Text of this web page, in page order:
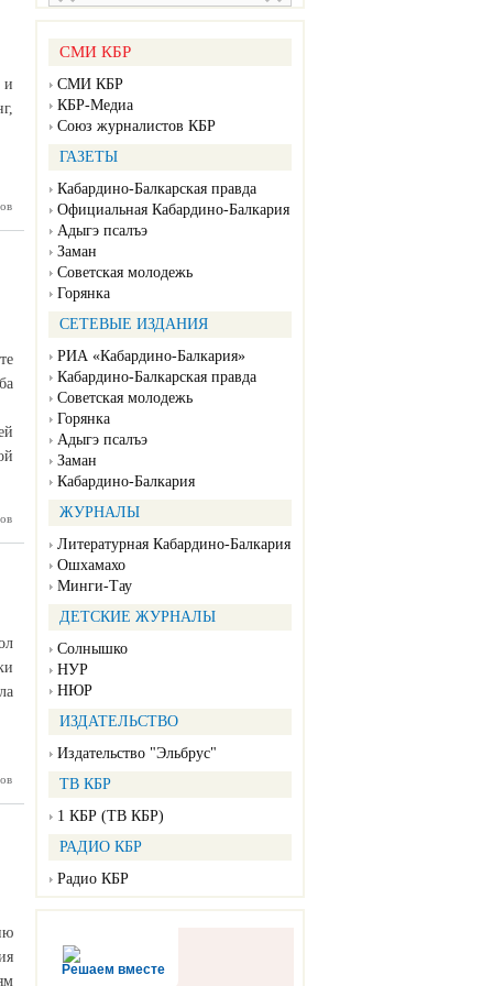
СМИ КБР
СМИ КБР
КБР-Медиа
Союз журналистов КБР
ГАЗЕТЫ
Кабардино-Балкарская правда
Официальная Кабардино-Балкария
Адыгэ псалъэ
Заман
Советская молодежь
Горянка
СЕТЕВЫЕ ИЗДАНИЯ
РИА «Кабардино-Балкария»
Кабардино-Балкарская правда
Советская молодежь
Горянка
Адыгэ псалъэ
Заман
Кабардино-Балкария
ЖУРНАЛЫ
Литературная Кабардино-Балкария
Ошхамахо
Минги-Тау
ДЕТСКИЕ ЖУРНАЛЫ
Солнышко
НУР
НЮР
ИЗДАТЕЛЬСТВО
Издательство "Эльбрус"
ТВ КБР
1 КБР (ТВ КБР)
РАДИО КБР
Радио КБР
Решаем вместе
и
Коков